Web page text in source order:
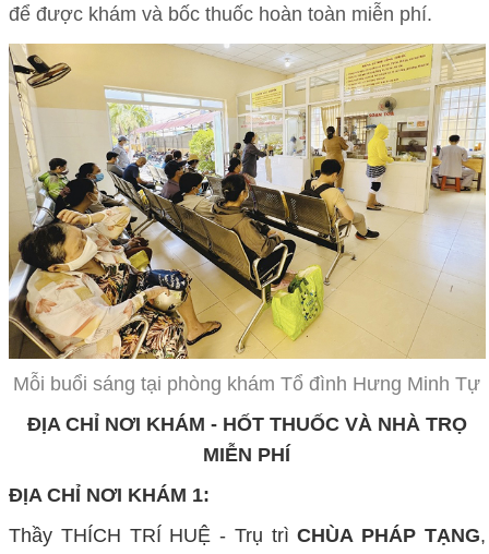
để được khám và bốc thuốc hoàn toàn miễn phí.
Mỗi buổi sáng tại phòng khám Tổ đình Hưng Minh Tự
ĐỊA CHỈ NƠI KHÁM - HỐT THUỐC VÀ NHÀ TRỌ
MIỄN PHÍ
ĐỊA CHỈ NƠI KHÁM 1:
Thầy THÍCH TRÍ HUỆ - Trụ trìCHÙA PHÁP TẠNG,